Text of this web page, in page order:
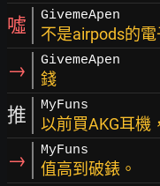
噓 GivemeApen
不是airpods的
→ GivemeApen
錢
推 MyFuns
以前買AKG耳機
→ MyFuns
值高到破錶。